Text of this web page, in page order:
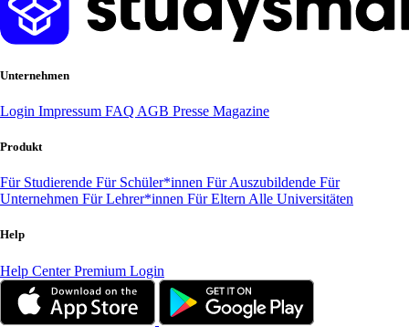
Unternehmen
Login Impressum FAQ AGB Presse Magazine
Produkt
Für Studierende Für Schüler*innen Für Auszubildende Für
Unternehmen Für Lehrer*innen Für Eltern Alle Universitäten
Help
Help CenterPremium Login